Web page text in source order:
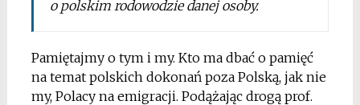
o polskim rodowodzie danej osoby.
Pamiętajmy o tym i my. Kto ma dbać o pamięć
na temat polskich dokonań poza Polską, jak nie
my, Polacy na emigracji. Podążając drogą prof.